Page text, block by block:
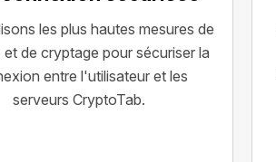
les plus hautes mesures de
et de cryptage pour sécuriser la
entre l'utilisateur et les
serveurs CryptoTab.